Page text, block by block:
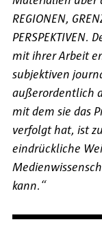
REGIONEN,
PERSPEKTIVEN.
mit ihrer Arbeit
subjektiven
außerordentlich
mit dem sie das
verfolgt hat, ist
eindrückliche
kann.“